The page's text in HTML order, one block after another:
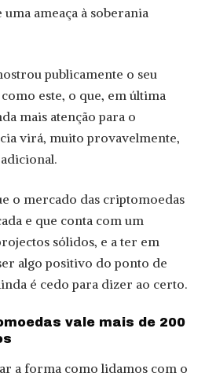
ameaça à soberania
publicamente o seu
este, o que, em última
mais atenção para o
virá, muito provavelmente,
o mercado das criptomoedas
e que conta com um
sólidos, e a ter em
algo positivo do ponto de
é cedo para dizer ao certo.
vale mais de 200
a forma como lidamos com o